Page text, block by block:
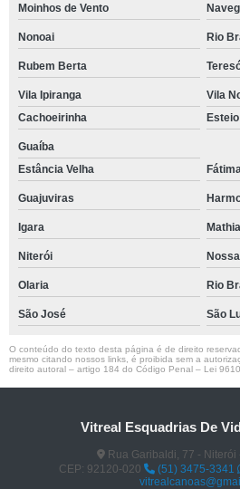
Moinhos de Vento
Nonoai Rio
Rubem Berta
Vila Ipiranga
Vila
Cachoeirinha
Esteio
Guaíba
Estância Velha
Guajuviras
Igara
Niterói
Olaria Rio
São José São
O conteúdo do texto desta página é de direito
mesmo citando nossos links, é proibida sem a
direito autoral – artigo 184 do Código Penal – Lei
Vitreal Esquadrias De
Rua Garibaldi, 77 - Niterói
CEP: 92120-020
(51) 3475-3341